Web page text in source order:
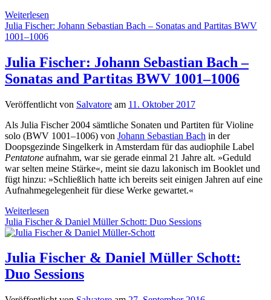
Weiterlesen
im
die
Top
10
Julia Fischer: Johann Sebastian Bach – Sonatas and Partitas BWV
1001–1006
Julia Fischer: Johann Sebastian Bach –
Sonatas and Partitas BWV 1001–1006
Veröffentlicht von Salvatore am 11. Oktober 2017
Als Julia Fischer 2004 sämtliche Sonaten und Partiten für Violine
solo (BWV 1001–1006) von Johann Sebastian Bach in der
Doopsgezinde Singelkerk in Amsterdam für das audiophile Label
Pentatone aufnahm, war sie gerade einmal 21 Jahre alt. »Geduld
war selten meine Stärke«, meint sie dazu lakonisch im Booklet und
fügt hinzu: »Schließlich hatte ich bereits seit einigen Jahren auf eine
Aufnahmegelegenheit für diese Werke gewartet.«
Weiterlesen
Fischer:
Johann
Bach
–
Sonatas
Partitas
Julia Fischer & Daniel Müller Schott: Duo Sessions
Julia Fischer & Daniel Müller Schott:
Duo Sessions